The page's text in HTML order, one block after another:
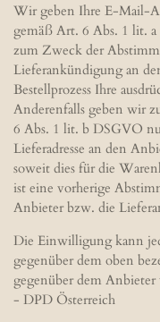
Wir geben Ihre E-Mail-
gemäß Art. 6 Abs. 1 lit.
zum Zweck der
Lieferankündigung an
Bestellprozess Ihre
Anderenfalls geben wir
6 Abs. 1 lit. b DSGVO
Lieferadresse an den
soweit dies für die
ist eine vorherige
Anbieter bzw. die
Die Einwilligung kann
gegenüber dem oben
gegenüber dem
- DPD Österreich